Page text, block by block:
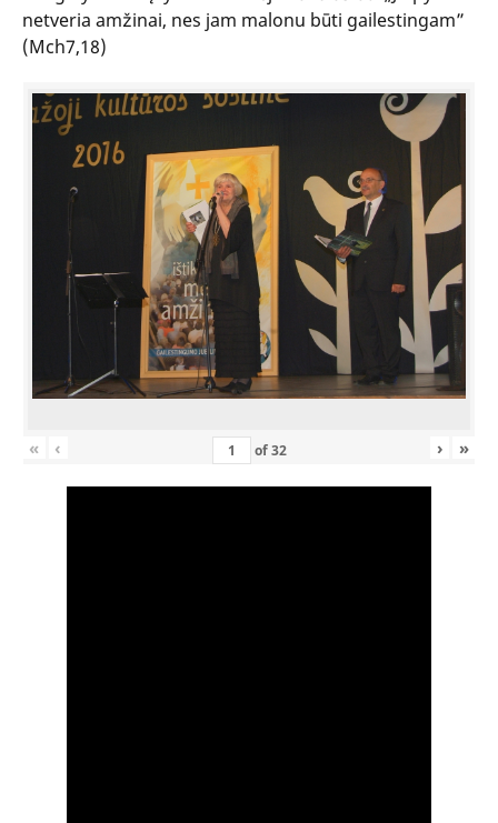
netveria amžinai, nes jam malonu būti gailestingam”
(Mch7,18)
« ‹ of32 › »